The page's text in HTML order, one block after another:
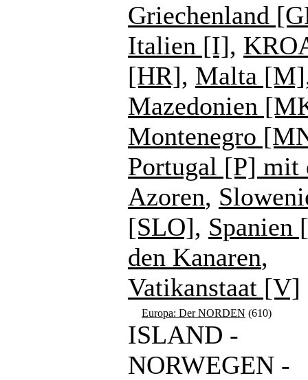
Griechenland
Italien [I],
[HR], Malta [M]
Mazedonien
Montenegro
Portugal [P] mit
Azoren,
[SLO], Spanien
den Kanaren,
Vatikanstaat [V]
Europa: Der NORDEN (610)
ISLAND -
NORWEGEN -